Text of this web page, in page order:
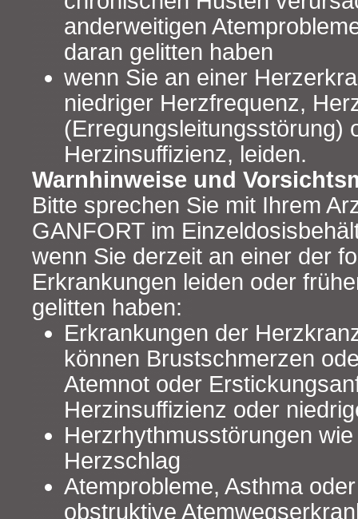
anderweitigen
daran gelitten haben
wenn Sie an einer
niedriger Herzfrequenz,
(Erregungsleitungsstörung)
Herzinsuffizienz, leiden.
Warnhinweise und
Bitte sprechen Sie mit Ihrem
GANFORT im
wenn Sie derzeit an einer der
Erkrankungen leiden oder
gelitten haben:
Erkrankungen der
können Brustschmerzen
Atemnot oder
Herzinsuffizienz oder
Herzrhythmusstörungen
Herzschlag
Atemprobleme, Asthma
obstruktive